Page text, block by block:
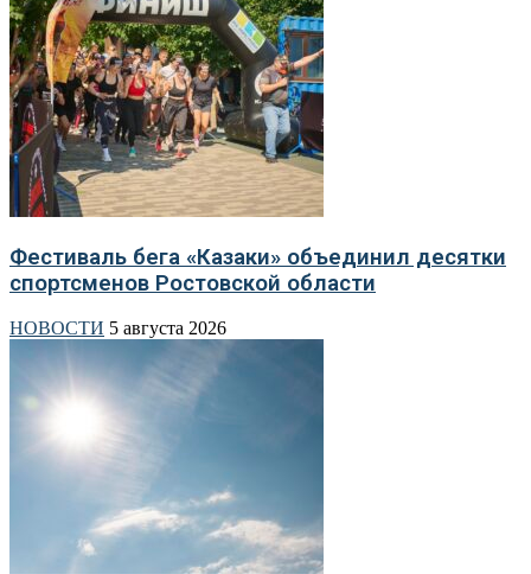
Фестиваль бега «Казаки» объединил десятки
спортсменов Ростовской области
НОВОСТИ 5 августа 2026